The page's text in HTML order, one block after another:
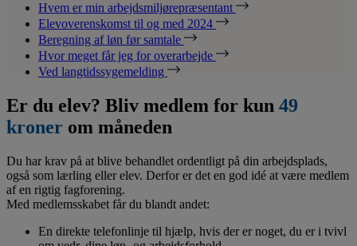
Hvem er min arbejdsmiljørepræsentant
Elevoverenskomst til og med 2024
Beregning af løn før samtale
Hvor meget får jeg for overarbejde
Ved langtidssygemelding
Er du elev? Bliv medlem for kun 49
kroner om måneden
Du har krav på at blive behandlet ordentligt på din arbejdsplads,
også som lærling eller elev. Derfor er det en god idé at være medlem
af en rigtig fagforening.
Med medlemsskabet får du blandt andet:
En direkte telefonlinje til hjælp, hvis der er noget, du er i tvivl